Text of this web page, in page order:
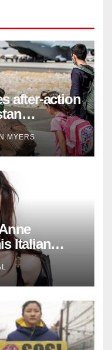
after-action
MYERS
Italian